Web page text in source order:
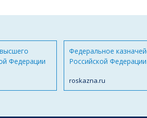
Федерации
Федеральное
Российской Федерации
roskazna.ru